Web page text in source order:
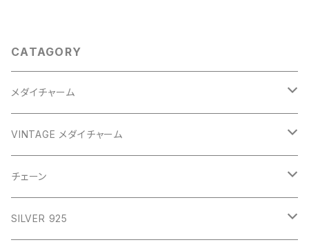
CATAGORY
メダイチャーム
GOLD
GOLD
SILVER
SILVER
GOLD
VINTAGE
VINTAGE メダイチャーム
CROSS
HEART
チェーン
ネックレス
SILVER 925